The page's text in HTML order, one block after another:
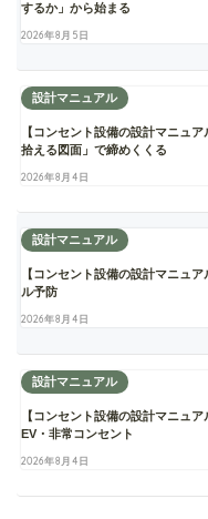
するか」から始まる
2026年8月5日
設計マニュアル
【コンセント設備の設計マニュ
拾える図面」で締めくくる
2026年8月4日
設計マニュアル
【コンセント設備の設計マニュ
ル予防
2026年8月4日
設計マニュアル
【コンセント設備の設計マニュ
EV・非常コンセント
2026年8月4日